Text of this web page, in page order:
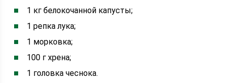
1 кг белокочанной капусты;
1 репка лука;
1 морковка;
100 г хрена;
1 головка чеснока.